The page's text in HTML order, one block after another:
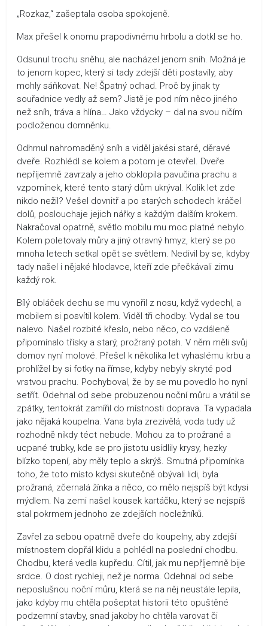
„Rozkaz,“ zašeptala osoba spokojeně.
Max přešel k onomu prapodivnému hrbolu a dotkl se ho.
Odsunul trochu sněhu, ale nacházel jenom sníh. Možná je
to jenom kopec, který si tady zdejší děti postavily, aby
mohly sáňkovat. Ne! Špatný odhad. Proč by jinak ty
souřadnice vedly až sem? Jistě je pod ním něco jiného
než sníh, tráva a hlína… Jako vždycky – dal na svou ničím
podloženou domněnku.
Odhrnul nahromaděný sníh a viděl jakési staré, děravé
dveře. Rozhlédl se kolem a potom je otevřel. Dveře
nepříjemně zavrzaly a jeho obklopila pavučina prachu a
vzpomínek, které tento starý dům ukrýval. Kolik let zde
nikdo nežil? Vešel dovnitř a po starých schodech kráčel
dolů, poslouchaje jejich nářky s každým dalším krokem.
Nakračoval opatrně, světlo mobilu mu moc platné nebylo.
Kolem poletovaly můry a jiný otravný hmyz, který se po
mnoha letech setkal opět se světlem. Nedivil by se, kdyby
tady našel i nějaké hlodavce, kteří zde přečkávali zimu
každý rok.
Bílý obláček dechu se mu vynořil z nosu, když vydechl, a
mobilem si posvítil kolem. Viděl tři chodby. Vydal se tou
nalevo. Našel rozbité křeslo, nebo něco, co vzdáleně
připomínalo třísky a starý, prožraný potah. V něm měli svůj
domov nyní molové. Přešel k několika let vyhaslému krbu a
prohlížel by si fotky na římse, kdyby nebyly skryté pod
vrstvou prachu. Pochyboval, že by se mu povedlo ho nyní
setřít. Odehnal od sebe probuzenou noční můru a vrátil se
zpátky, tentokrát zamířil do místnosti doprava. Ta vypadala
jako nějaká koupelna. Vana byla zrezivělá, voda tudy už
rozhodně nikdy téct nebude. Mohou za to prožrané a
ucpané trubky, kde se pro jistotu usídlily krysy, hezky
blízko topení, aby měly teplo a skrýš. Smutná připomínka
toho, že toto místo kdysi skutečně obývali lidi, byla
prožraná, zčernalá žínka a něco, co mělo nejspíš být kdysi
mýdlem. Na zemi našel kousek kartáčku, který se nejspíš
stal pokrmem jednoho ze zdejších nocležníků.
Zavřel za sebou opatrně dveře do koupelny, aby zdejší
místnostem dopřál klidu a pohlédl na poslední chodbu.
Chodbu, která vedla kupředu. Cítil, jak mu nepříjemně bije
srdce. O dost rychleji, než je norma. Odehnal od sebe
neposlušnou noční můru, která se na něj neustále lepila,
jako kdyby mu chtěla pošeptat historii této opuštěné
podzemní stavby, snad jakoby ho chtěla varovat či